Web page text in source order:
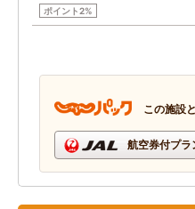
ポイント2%
この施設
航空券付プラ